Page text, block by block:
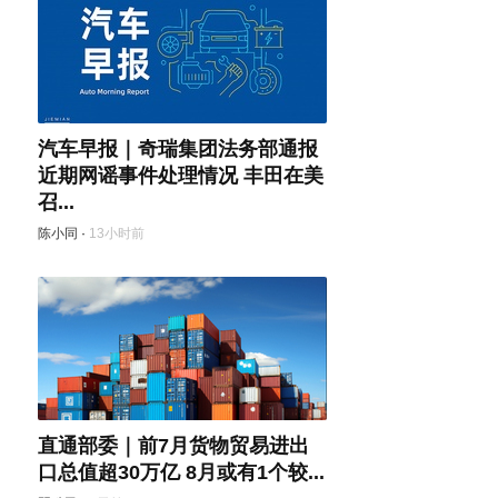
汽车早报｜奇瑞集团法务部通报
近期网谣事件处理情况 丰田在美
召...
陈小同 · 13小时前
直通部委｜前7月货物贸易进出
口总值超30万亿 8月或有1个较...